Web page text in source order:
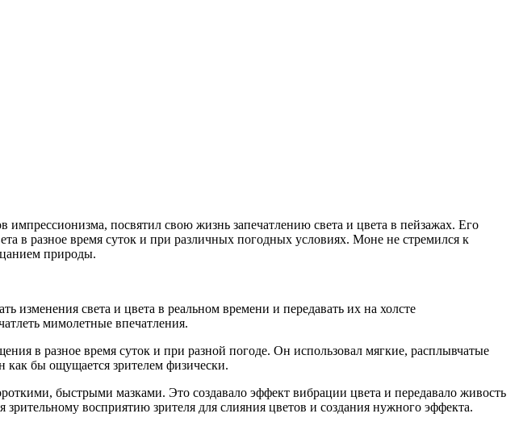
посвятил свою жизнь запечатлению света и цвета в пейзажах. Его
в разное время суток и при различных погодных условиях. Моне не стремился к
природы.
света и цвета в реальном времени и передавать их на холсте
мимолетные впечатления.
в разное время суток и при разной погоде. Он использовал мягкие, расплывчатые
как бы ощущается зрителем физически.
быстрыми мазками. Это создавало эффект вибрации цвета и передавало живость
восприятию зрителя для слияния цветов и создания нужного эффекта.